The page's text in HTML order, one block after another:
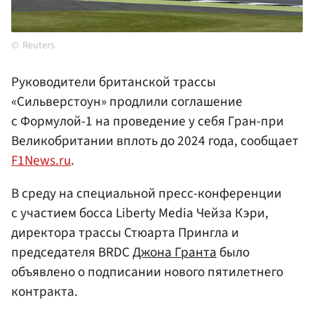
Reuters
Руководители британской трассы
«Сильверстоун» продлили соглашение
с Формулой-1 на проведение у себя Гран-при
Великобритании вплоть до 2024 года, сообщает
F1News.ru.
В среду на специальной пресс-конференции
с участием босса Liberty Media Чейза Кэри,
директора трассы Стюарта Прингла и
председателя BRDCДжона Грантабыло
объявлено о подписании нового пятилетнего
контракта.